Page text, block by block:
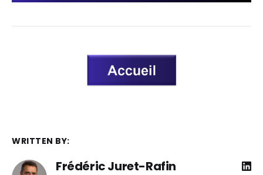
WRITTEN BY:
Frédéric Juret-Rafin